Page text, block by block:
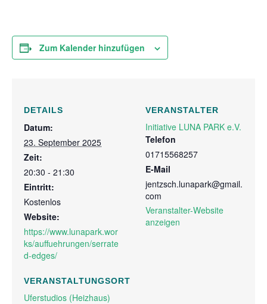
Zum Kalender hinzufügen
DETAILS
Datum:
23. September 2025
Zeit:
20:30 - 21:30
Eintritt:
Kostenlos
Website:
https://www.lunapark.wor
ks/auffuehrungen/serrate
d-edges/
VERANSTALTUNGSORT
Uferstudios (Heizhaus)
VERANSTALTER
Initiative LUNA PARK e.V.
Telefon
01715568257
E-Mail
jentzsch.lunapark@gmail.
com
Veranstalter-Website
anzeigen